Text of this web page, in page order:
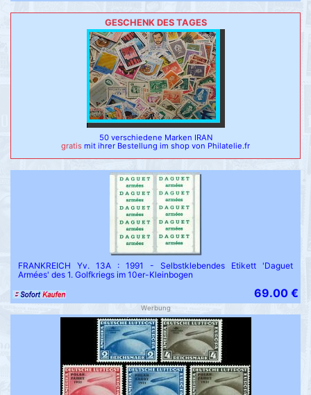
GESCHENK DES TAGES
50 verschiedene Marken IRAN
gratis mit ihrer Bestellung im shop von Philatelie.fr
FRANKREICH Yv. 13A : 1991 - Selbstklebendes Etikett 'Daguet
Armées' des 1. Golfkriegs im 10er-Kleinbogen
69.00 €
Werbung